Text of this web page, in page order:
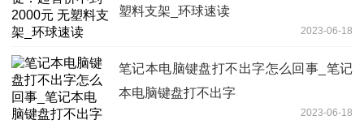
塑料支架_环球速读
2023-06-18
笔记本电脑键盘打不出字怎么回事_笔记
本电脑键盘打不出字
2023-06-18